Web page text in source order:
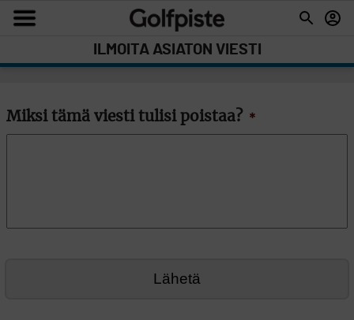
ILMOITA ASIATON VIESTI
Miksi tämä viesti tulisi poistaa? *